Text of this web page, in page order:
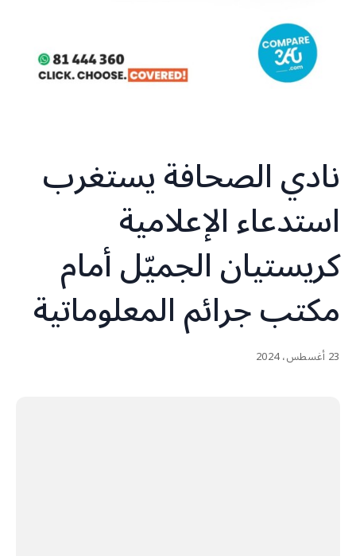
نادي الصحافة يستغرب
استدعاء الإعلامية
كريستيان الجميّل أمام
مكتب جرائم المعلوماتية
23 أغسطس، 2024